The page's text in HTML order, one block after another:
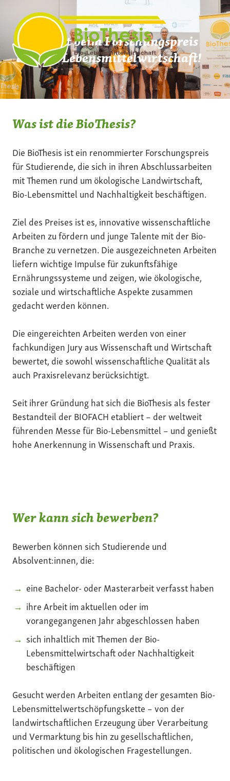
Inhalt
springenMach mit beim Forschungspreis
der Bio-Lebensmittelwirtschaft!
Was ist die BioThesis?
Die BioThesis ist ein renommierter Forschungspreis
für Studierende, die sich in ihren Abschlussarbeiten
mit Themen rund um ökologische Landwirtschaft,
Bio-Lebensmittel und Nachhaltigkeit beschäftigen.
Ziel des Preises ist es, innovative wissenschaftliche
Arbeiten zu fördern und junge Talente mit der Bio-
Branche zu vernetzen. Die ausgezeichneten Arbeiten
liefern wichtige Impulse für zukunftsfähige
Ernährungssysteme und zeigen, wie ökologische,
soziale und wirtschaftliche Aspekte zusammen
gedacht werden können.
Die eingereichten Arbeiten werden von einer
fachkundigen Jury aus Wissenschaft und Wirtschaft
bewertet, die sowohl wissenschaftliche Qualität als
auch Praxisrelevanz berücksichtigt.
Seit ihrer Gründung hat sich die BioThesis als fester
Bestandteil der BIOFACH etabliert – der weltweit
führenden Messe für Bio-Lebensmittel – und genießt
hohe Anerkennung in Wissenschaft und Praxis.
Wer kann sich bewerben?
Bewerben können sich Studierende und
Absolvent:innen, die:
eine Bachelor- oder Masterarbeit verfasst haben
ihre Arbeit im aktuellen oder im
vorangegangenen Jahr abgeschlossen haben
sich inhaltlich mit Themen der Bio-
Lebensmittelwirtschaft oder Nachhaltigkeit
beschäftigen
Gesucht werden Arbeiten entlang der gesamten Bio-
Lebensmittelwertschöpfungskette – von der
landwirtschaftlichen Erzeugung über Verarbeitung
und Vermarktung bis hin zu gesellschaftlichen,
politischen und ökologischen Fragestellungen.